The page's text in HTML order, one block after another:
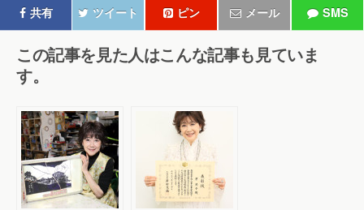
共有 ツイート ピン メール SMS
この記事を見た人はこんな記事も見ていま
す。